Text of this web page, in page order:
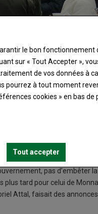
et Sorigny de
la bonne marche des
pour expliquer les raisons
dans le temps. Les péages
ont été ouvertes à
solidaires de la cause
pas d’embêter la
tard pour celui de
Attal, faisait des
le bon fonctionnement
sur « Tout Accepter »,
de vos données à
pourrez à tout moment
cookies » en bas de
Tout accepter